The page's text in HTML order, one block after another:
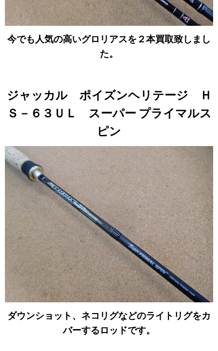
今でも人気の高いグロリアスを２本買取致しまし
た。
ジャッカル ポイズンヘリテージ Ｈ
Ｓ－６３ＵＬ スーパー プライマルス
ピン
ダウンショット、ネコリグなどのライトリグをカ
バーするロッドです。